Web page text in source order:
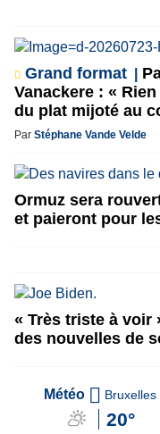
Grand format
Vanackere : «
du plat mijoté au
Par Stéphane Vande Velde
Ormuz sera
et paieront pour
« Très triste à voir
des nouvelles de
Météo Bruxelles
20°